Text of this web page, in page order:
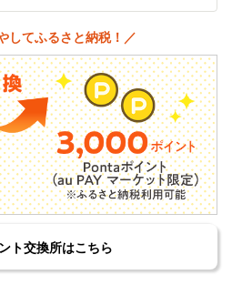
してふるさと納税！／
ト交換所はこちら